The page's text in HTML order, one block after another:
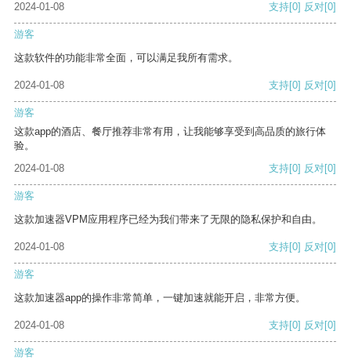
2024-01-08
支持[0] 反对[0]
游客
这款软件的功能非常全面，可以满足我所有需求。
2024-01-08 支持[0] 反对[0]
游客
这款app的酒店、餐厅推荐非常有用，让我能够享受到高品质的旅行体
验。
2024-01-08
支持[0] 反对[0]
游客
这款加速器VPM应用程序已经为我们带来了无限的隐私保护和自由。
2024-01-08 支持[0] 反对[0]
游客
这款加速器app的操作非常简单，一键加速就能开启，非常方便。
2024-01-08 支持[0] 反对[0]
游客